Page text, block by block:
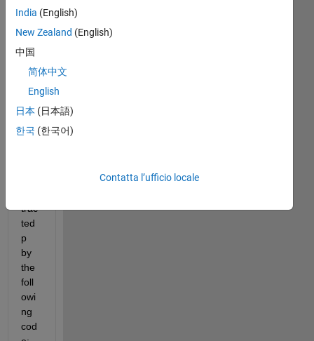
e a
326
4x4
x3
trac
ted
p
by
the
foll
owi
ng
cod
India (English)
New Zealand (English)
中国
简体中文
English
日本 (日本語)
한국 (한국어)
Contatta l’ufficio locale